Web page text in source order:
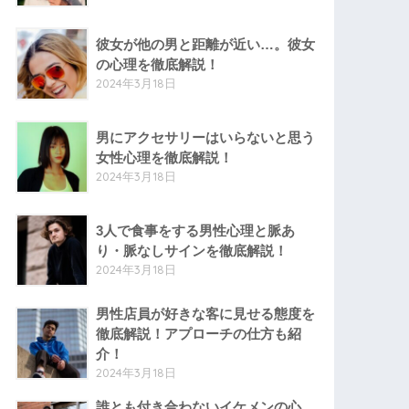
彼女が他の男と距離が近い…。彼女
の心理を徹底解説！
2024年3月18日
男にアクセサリーはいらないと思う
女性心理を徹底解説！
2024年3月18日
3人で食事をする男性心理と脈あ
り・脈なしサインを徹底解説！
2024年3月18日
男性店員が好きな客に見せる態度を
徹底解説！アプローチの仕方も紹
介！
2024年3月18日